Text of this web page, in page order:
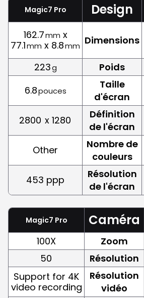
Magic7 Pro Design
162.7mm x
77.1mm x 8.8mm Dimensions
223g Poids
6.8pouces
Taille
d'écran
2800 x 1280
Définition
de l'écran
Other
Nombre de
couleurs
453 ppp
Résolution
de l'écran
Magic7 Pro Caméra
100X Zoom
50
Résolution
Support for 4K
video recording
Résolution
vidéo